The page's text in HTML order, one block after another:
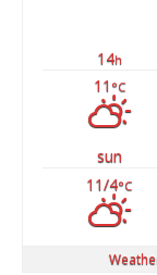
14h
11 °C
sun
11/4°C